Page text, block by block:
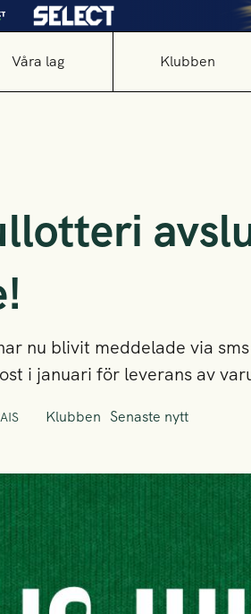
Våra lag Klubben
nu blivit meddelade via
i januari för leverans av
Klubben Senaste nytt